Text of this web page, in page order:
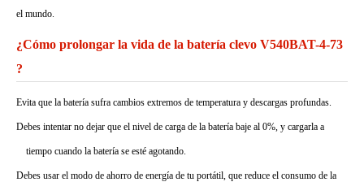
el mundo.
¿Cómo prolongar la vida de la batería clevo V540BAT-4-73
?
Evita que la batería sufra cambios extremos de temperatura y descargas profundas.
Debes intentar no dejar que el nivel de carga de la batería baje al 0%, y cargarla a
tiempo cuando la batería se esté agotando.
Debes usar el modo de ahorro de energía de tu portátil, que reduce el consumo de la